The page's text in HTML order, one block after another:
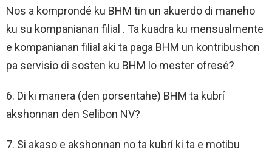
Nos a komprondé ku BHM tin un akuerdo di maneho
ku su kompanianan filial . Ta kuadra ku mensualmente
e kompanianan filial aki ta paga BHM un kontribushon
pa servisio di sosten ku BHM lo mester ofresé?
6. Di ki manera (den porsentahe) BHM ta kubrí
akshonnan den Selibon NV?
7. Si akaso e akshonnan no ta kubrí ki ta e motibu